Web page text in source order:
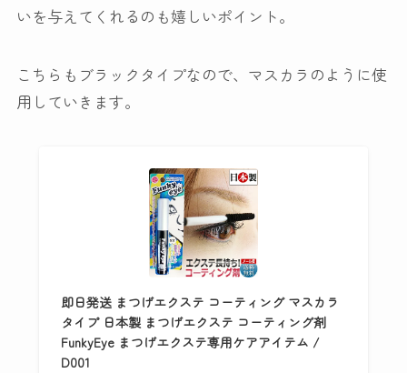
いを与えてくれるのも嬉しいポイント。
こちらも ブラックタイプなので、マスカラのように使
用していきます。
即日発送 まつげエクステ コーティング マスカラ
タイプ 日本製 まつげエクステ コーティング剤
FunkyEye まつげエクステ専用ケアアイテム /
D001